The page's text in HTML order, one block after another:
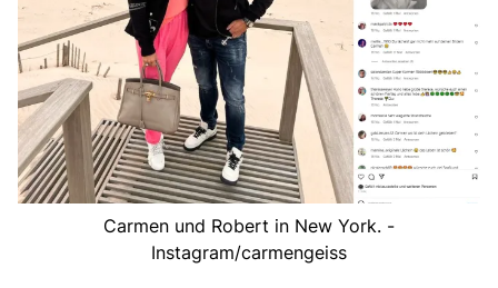
Carmen und Robert in New York. -
Instagram/carmengeiss